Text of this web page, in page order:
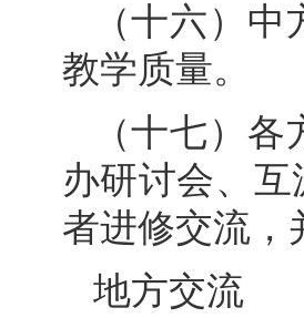
（十六）
教学质量。
（十七）
办研讨会、
者进修交流，
地方交流